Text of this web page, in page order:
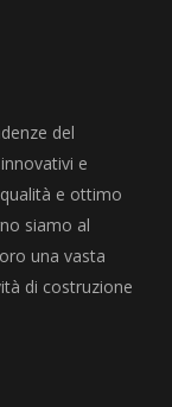
del
e
e ottimo
siamo al
una vasta
di costruzione